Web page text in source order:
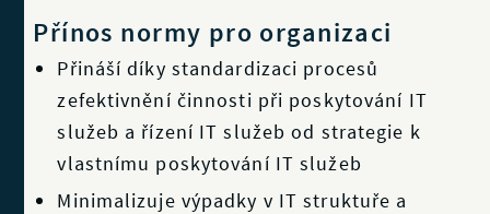
Přínos normy pro organizaci
Přináší díky standardizaci procesů
zefektivnění činnosti při poskytování IT
služeb a řízení IT služeb od strategie k
vlastnímu poskytování IT služeb
Minimalizuje výpadky v IT struktuře a